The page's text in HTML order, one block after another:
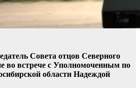
Совета отцов Северного
во встрече с Уполномоченным по
области Надеждой